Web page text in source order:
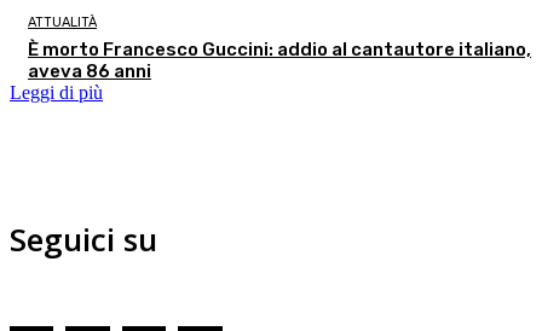
ATTUALITÀ
È morto Francesco Guccini: addio al cantautore italiano,
aveva 86 anni
Leggi di più
Seguici su